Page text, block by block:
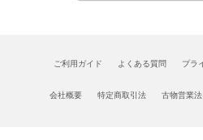
ご利用ガイド よくある質問 プラ
会社概要 特定商取引法 古物営業